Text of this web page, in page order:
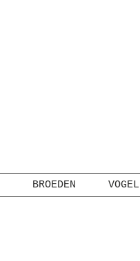
BROEDEN VOGEL